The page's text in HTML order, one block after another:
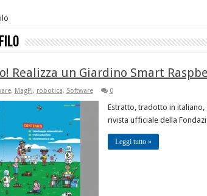
Realizza un Giardino Smart
, MagPi, robotica, Software 0
Estratto, tradotto in italiano,
rivista ufficiale della
Leggi tutto »